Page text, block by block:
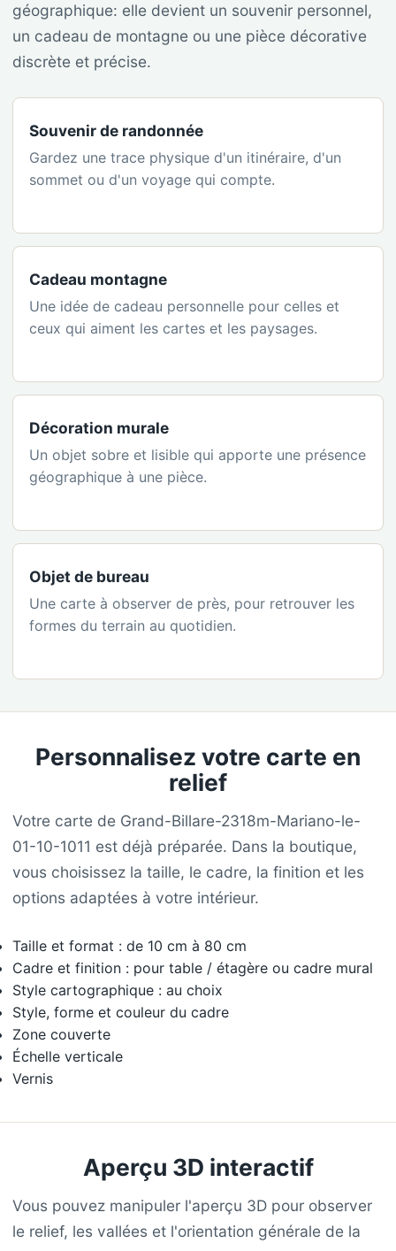
géographique: elle devient un souvenir personnel,
un cadeau de montagne ou une pièce décorative
discrète et précise.
Souvenir de randonnée
Gardez une trace physique d'un itinéraire, d'un
sommet ou d'un voyage qui compte.
Cadeau montagne
Une idée de cadeau personnelle pour celles et
ceux qui aiment les cartes et les paysages.
Décoration murale
Un objet sobre et lisible qui apporte une présence
géographique à une pièce.
Objet de bureau
Une carte à observer de près, pour retrouver les
formes du terrain au quotidien.
Personnalisez votre carte en
relief
Votre carte de Grand-Billare-2318m-Mariano-le-
01-10-1011 est déjà préparée. Dans la boutique,
vous choisissez la taille, le cadre, la finition et les
options adaptées à votre intérieur.
Taille et format : de 10 cm à 80 cm
Cadre et finition : pour table / étagère ou cadre mural
Style cartographique : au choix
Style, forme et couleur du cadre
Zone couverte
Échelle verticale
Vernis
Aperçu 3D interactif
Vous pouvez manipuler l'aperçu 3D pour observer
le relief, les vallées et l'orientation générale de la